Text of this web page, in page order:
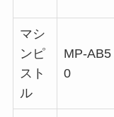
マシ
ンピ
スト
ル
MP-AB5
0